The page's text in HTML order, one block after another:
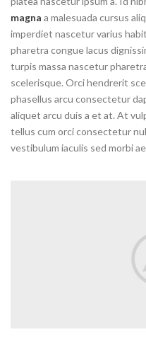
magna a malesuada cursus
imperdiet nascetur varius
pharetra congue lacus
turpis massa nascetur
scelerisque. Orci hendrerit
phasellus arcu consectetur
aliquet arcu duis a et at. At
tellus cum orci consectetur
vestibulum iaculis sed morbi